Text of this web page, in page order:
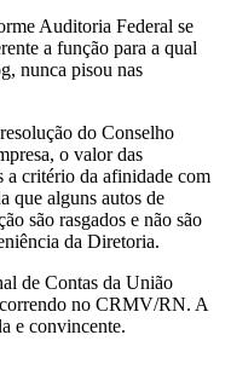
Auditoria Federal se
a função para a qual
nunca pisou nas
do Conselho
o valor das
a critério da afinidade com
que alguns autos de
são rasgados e não são
da Diretoria.
de Contas da União
no CRMV/RN. A
e convincente.